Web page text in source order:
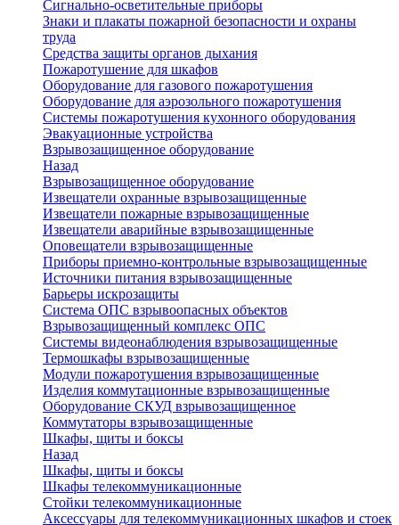
Сигнально-осветительные приборы
Знаки и плакаты пожарной безопасности и охраны
труда
Средства защиты органов дыхания
Пожаротушение для шкафов
Оборудование для газового пожаротушения
Оборудование для аэрозольного пожаротушения
Системы пожаротушения кухонного оборудования
Эвакуационные устройства
Взрывозащищенное оборудование
Назад
Взрывозащищенное оборудование
Извещатели охранные взрывозащищенные
Извещатели пожарные взрывозащищенные
Извещатели аварийные взрывозащищенные
Оповещатели взрывозащищенные
Приборы приемно-контрольные взрывозащищенные
Источники питания взрывозащищенные
Барьеры искрозащиты
Система ОПС взрывоопасных объектов
Взрывозащищенный комплекс ОПС
Системы видеонаблюдения взрывозащищенные
Термошкафы взрывозащищенные
Модули пожаротушения взрывозащищенные
Изделия коммутационные взрывозащищенные
Оборудование СКУД взрывозащищенное
Коммутаторы взрывозащищенные
Шкафы, щиты и боксы
Назад
Шкафы, щиты и боксы
Шкафы телекоммуникационные
Стойки телекоммуникационные
Аксессуары для телекоммуникационных шкафов и стоек